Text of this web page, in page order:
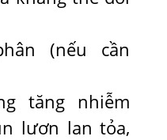
(nếu cần
tăng nhiễm
lươn lan tỏa,